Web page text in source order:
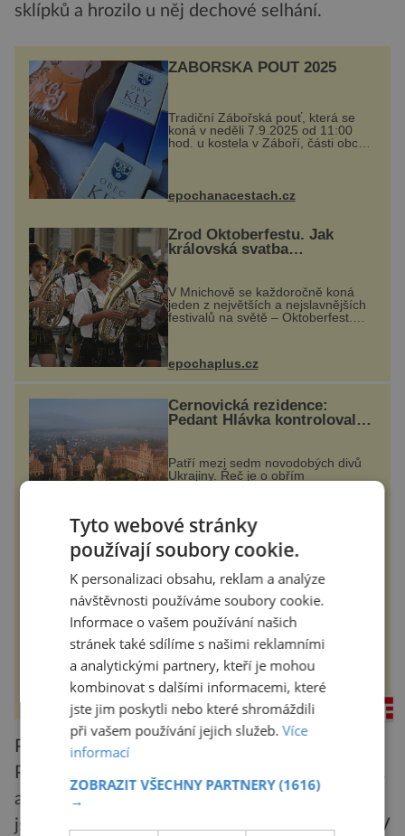
sklípků a hrozilo u něj dechové selhání.
ZÁBOŘSKÁ POUŤ 2025
Tradiční Zábořská pouť, která se
koná v neděli 7.9.2025 od 11:00
hod. u kostela v Záboří, části obce
Kly u Mělníka. V programu
naleznete komentovanou prohlídku
atrakce...
epochanacestach.cz
Zrod Oktoberfestu. Jak
královská svatba
odstartovala největší pivní
festival světa
V Mnichově se každoročně koná
jeden z největších a nejslavnějších
festivalů na světě – Oktoberfest.
návštěvníků, kteří si vychutnávají
pivo, tradiční jídlo a bavorskou
kultur...
epochaplus.cz
Černovická rezidence:
Pedant Hlávka kontroloval
Patří mezi sedm novodobých divů
Ukrajiny. Řeč je o obřím
mimořádně záležet. Jeho stavební
plány by při ...
historyplus.cz
Měkké na dotek, krásné na
pohled
Koupelna patří k nejatraktivnějším
místnostem v bytě, vedle ložnice
odpočinek. Koupelnový textil –
ručníky, osušky a koberečky –
mohou jako mávnutím kouzelného
proutku...
rezidenceonline.cz
První tři Češi byli operováni ve Vídni, kde se
Pafko učil. Na operaci vzpomíná: „Zrazovali mě,
ať počkám, až budou lepší podmínky. Oponoval
jsem jim, že nejprve je potřeba něco dokázat.“ V
Tyto webové stránky
používají soubory cookie.
K personalizaci obsahu, reklam a analýze
návštěvnosti používáme soubory cookie.
Informace o vašem používání našich
stránek také sdílíme s našimi reklamními
a analytickými partnery, kteří je mohou
kombinovat s dalšími informacemi, které
jste jim poskytli nebo které shromáždili
při vašem používání jejich služeb.Více
informací
ZOBRAZIT VŠECHNY PARTNERY(1616)
→